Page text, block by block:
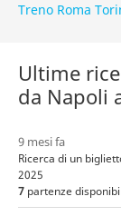
Treno Roma
Ultime
da Napoli
9 mesi fa
Ricerca di un
2025
7 partenze